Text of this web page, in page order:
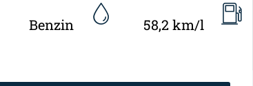
Benzin 58,2 km/l